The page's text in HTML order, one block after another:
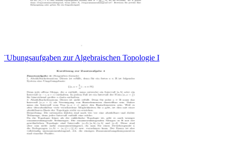
¨Ubungsaufgaben zur Algebraischen Topologie I